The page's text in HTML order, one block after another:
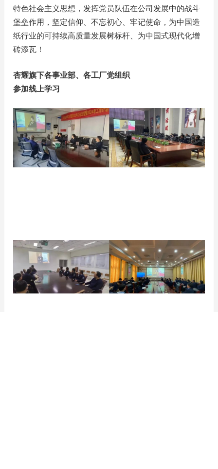
特色社会主义思想，发挥党员队伍在公司发展中的战斗
堡垒作用，坚定信仰、不忘初心、牢记使命，为中国造
纸行业的可持续高质量发展树标杆、为中国式现代化增
砖添瓦！
杏耀旗下各事业部、 各工厂党组织
参加线上学习